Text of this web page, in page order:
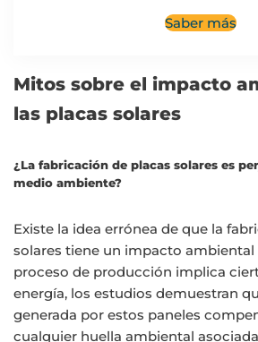
Saber más
Mitos sobre el impacto
las placas solares
¿La fabricación de placas solares es
medio ambiente?
Existe la idea errónea de que la
solares tiene un impacto ambiental
proceso de producción implica
energía, los estudios demuestran
generada por estos paneles
cualquier huella ambiental